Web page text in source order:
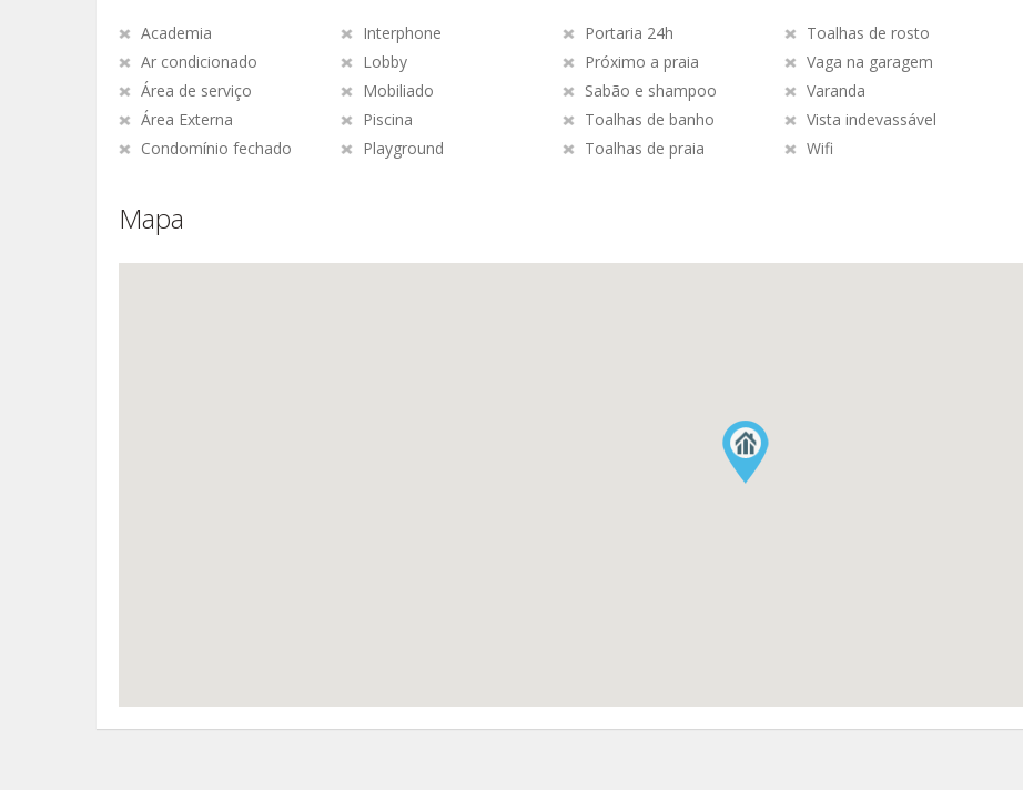
Academia
Ar condicionado
Área de serviço
Área Externa
Condomínio fechado
Interphone
Lobby
Mobiliado
Piscina
Playground
Portaria 24h
Próximo a praia
Sabão e shampoo
Toalhas de banho
Toalhas de praia
Toalhas de rosto
Vaga na garagem
Varanda
Vista indevassável
Wifi
Mapa